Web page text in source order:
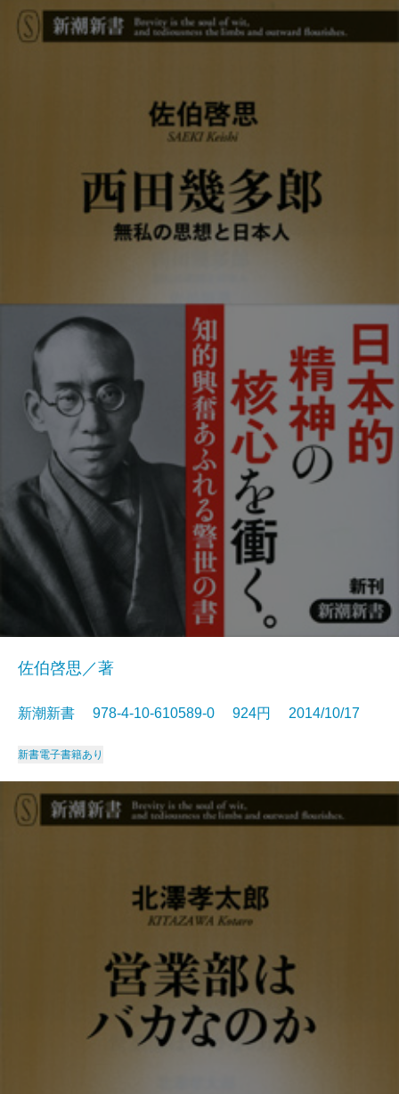
佐伯啓思／著
新潮新書 978-4-10-610589-0 924円 2014/10/17
新書電子書籍あり